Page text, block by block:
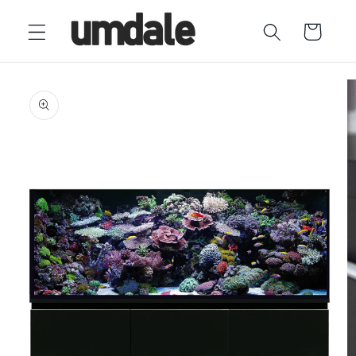
directamente
al contenido
Carrito
a la
información